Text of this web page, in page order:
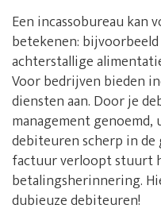
Een incassobureau kan
betekenen:
achterstallige
Voor bedrijven bieden
diensten aan. Door je
management
debiteuren scherp in de
factuur verloopt stuurt
betalingsherinnering.
dubieuze debiteuren!